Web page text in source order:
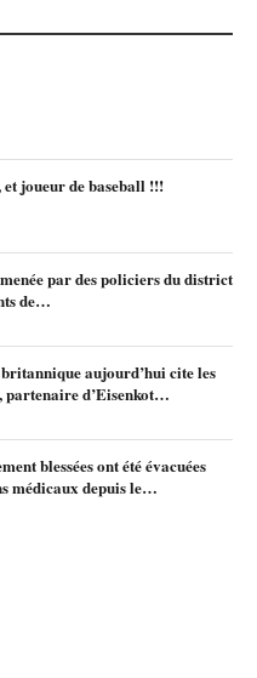
joueur de baseball !!!
par des policiers du district
de…
aujourd’hui cite les
partenaire d’Eisenkot…
blessées ont été évacuées
médicaux depuis le…